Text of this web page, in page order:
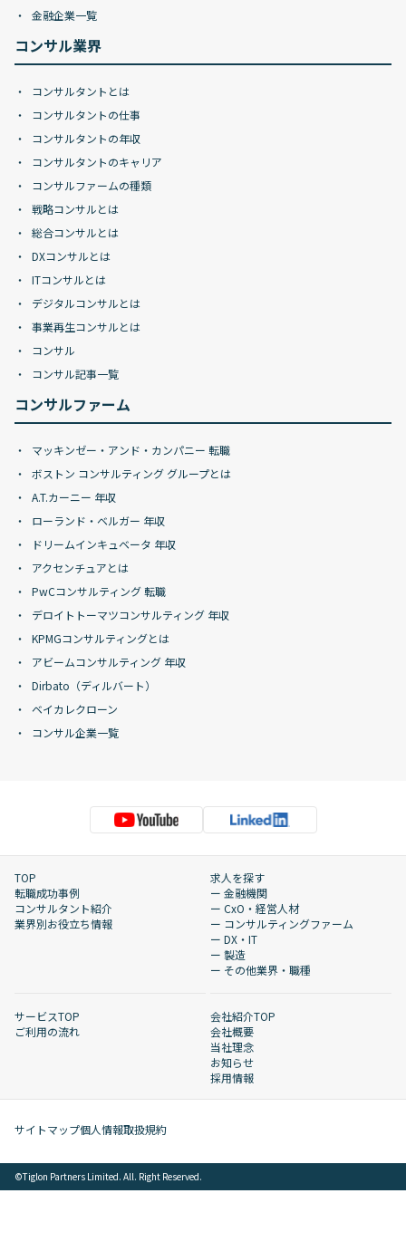
金融企業一覧
コンサル業界
コンサルタントとは
コンサルタントの仕事
コンサルタントの年収
コンサルタントのキャリア
コンサルファームの種類
戦略コンサルとは
総合コンサルとは
DXコンサルとは
ITコンサルとは
デジタルコンサルとは
事業再生コンサルとは
コンサル
コンサル記事一覧
コンサルファーム
マッキンゼー・アンド・カンパニー 転職
ボストン コンサルティング グループとは
A.T.カーニー 年収
ローランド・ベルガー 年収
ドリームインキュベータ 年収
アクセンチュアとは
PwCコンサルティング 転職
デロイトトーマツコンサルティング 年収
KPMGコンサルティングとは
アビームコンサルティング 年収
Dirbato（ディルバート）
ベイカレクローン
コンサル企業一覧
TOP
転職成功事例
コンサルタント紹介
業界別お役立ち情報
求人を探す
ー 金融機関
ー CxO・経営人材
ー コンサルティングファーム
ー DX・IT
ー 製造
ー その他業界・職種
サービスTOP
ご利用の流れ
会社紹介TOP
会社概要
当社理念
お知らせ
採用情報
サイトマップ個人情報取扱規約
©︎Tiglon Partners Limited. All. Right Reserved.